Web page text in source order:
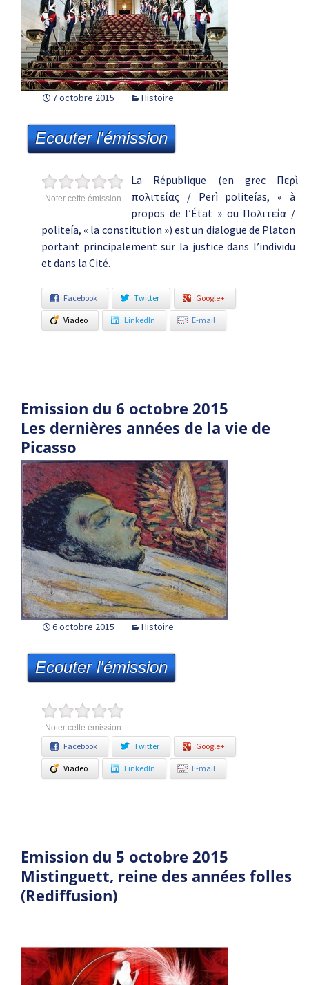
7 octobre 2015 Histoire
Ecouter l'émission
Noter cette émission
La République (en grec Περὶ
πολιτείας / Perì politeías, « à
propos de l’État » ou Πολιτεία /
politeía, « la constitution ») est un dialogue de Platon
portant principalement sur la justice dans l’individu
et dans la Cité.
Facebook Twitter Google+
Viadeo LinkedIn E-mail
Emission du 6 octobre 2015
Les dernières années de la vie de
Picasso
6 octobre 2015 Histoire
Ecouter l'émission
Noter cette émission
Facebook Twitter Google+
Viadeo LinkedIn E-mail
Emission du 5 octobre 2015
Mistinguett, reine des années folles
(Rediffusion)